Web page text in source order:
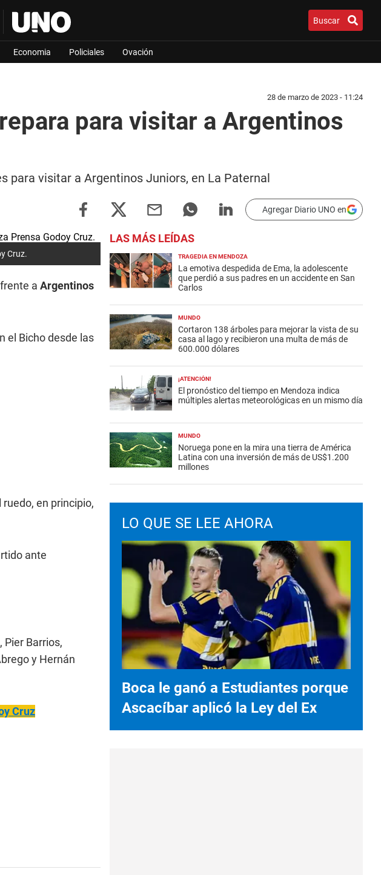
Buscar
Economia Policiales Ovación
28 de marzo de 2023 - 11:24
para visitar a Argentinos
para visitar a Argentinos Juniors, en La Paternal
Agregar Diario UNO en
Cruz.
frente a Argentinos
el Bicho desde las
en principio,
ante
Pier Barrios,
y Hernán
Cruz
LAS MÁS LEÍDAS
TRAGEDIA EN MENDOZA
La emotiva despedida de Ema, la adolescente
que perdió a sus padres en un accidente en San
Carlos
MUNDO
Cortaron 138 árboles para mejorar la vista de su
casa al lago y recibieron una multa de más de
600.000 dólares
¡ATENCIÓN!
El pronóstico del tiempo en Mendoza indica
múltiples alertas meteorológicas en un mismo día
MUNDO
Noruega pone en la mira una tierra de América
Latina con una inversión de más de US$1.200
millones
LO QUE SE LEE AHORA
Boca le ganó a Estudiantes porque
Ascacíbar aplicó la Ley del Ex